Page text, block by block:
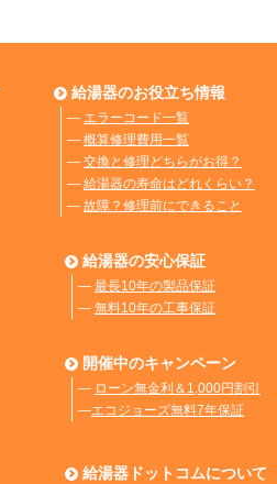
給湯器のお役立ち情報
― エラーコード一覧
― 概算修理費用一覧
― 交換と修理どちらがお得？
― 給湯器の寿命はどれくらい？
― 故障？修理前にできること
給湯器の安心保証
― 最長10年の製品保証
― 無料10年の工事保証
開催中のキャンペーン
― ローン無金利＆1,000円割引
―エコジョーズ無料7年保証
給湯器ドットコムについて